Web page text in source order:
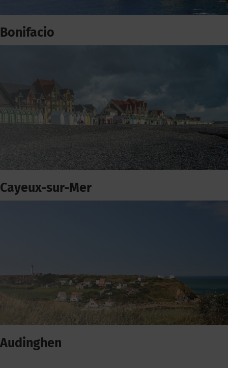
Bonifacio
Cayeux-sur-Mer
Audinghen